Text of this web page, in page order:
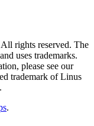
rights reserved. The
uses trademarks.
please see our
trademark of Linus
.
.